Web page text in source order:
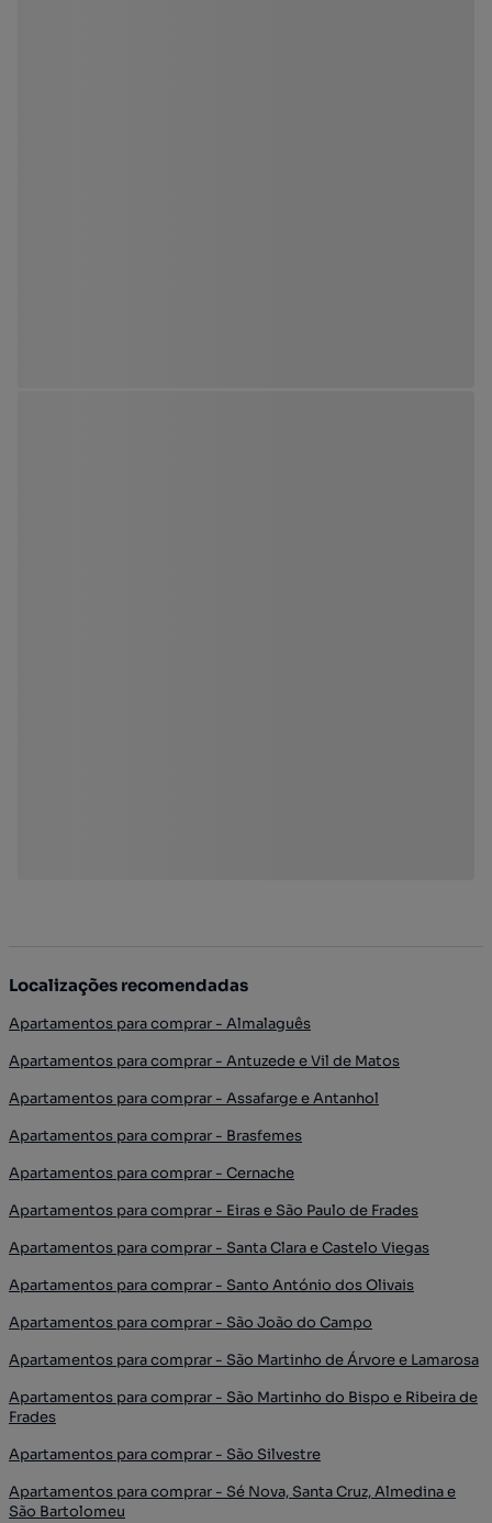
Localizações recomendadas
Apartamentos para comprar - Almalaguês
Apartamentos para comprar - Antuzede e Vil de Matos
Apartamentos para comprar - Assafarge e Antanhol
Apartamentos para comprar - Brasfemes
Apartamentos para comprar - Cernache
Apartamentos para comprar - Eiras e São Paulo de Frades
Apartamentos para comprar - Santa Clara e Castelo Viegas
Apartamentos para comprar - Santo António dos Olivais
Apartamentos para comprar - São João do Campo
Apartamentos para comprar - São Martinho de Árvore e Lamarosa
Apartamentos para comprar - São Martinho do Bispo e Ribeira de
Frades
Apartamentos para comprar - São Silvestre
Apartamentos para comprar - Sé Nova, Santa Cruz, Almedina e
São Bartolomeu